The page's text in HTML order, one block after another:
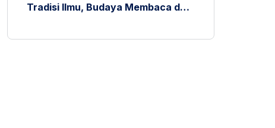
Tradisi Ilmu, Budaya Membaca dan